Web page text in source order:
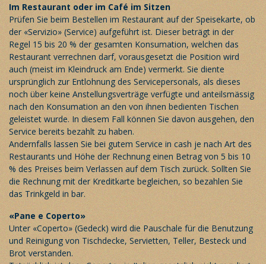
Im Restaurant oder im Café im Sitzen
Prüfen Sie beim Bestellen im Restaurant auf der Speisekarte, ob
der «Servizio» (Service) aufgeführt ist. Dieser beträgt in der
Regel 15 bis 20 % der gesamten Konsumation, welchen das
Restaurant verrechnen darf, vorausgesetzt die Position wird
auch (meist im Kleindruck am Ende) vermerkt. Sie diente
ursprünglich zur Entlohnung des Servicepersonals, als dieses
noch über keine Anstellungsverträge verfügte und anteilsmässig
nach den Konsumation an den von ihnen bedienten Tischen
geleistet wurde. In diesem Fall können Sie davon ausgehen, den
Service bereits bezahlt zu haben.
Andernfalls lassen Sie bei gutem Service in cash je nach Art des
Restaurants und Höhe der Rechnung einen Betrag von 5 bis 10
% des Preises beim Verlassen auf dem Tisch zurück. Sollten Sie
die Rechnung mit der Kreditkarte begleichen, so bezahlen Sie
das Trinkgeld in bar.
«Pane e Coperto»
Unter «Coperto» (Gedeck) wird die Pauschale für die Benutzung
und Reinigung von Tischdecke, Servietten, Teller, Besteck und
Brot verstanden.